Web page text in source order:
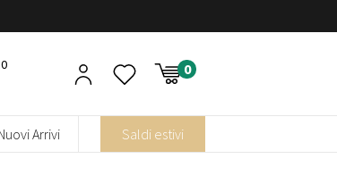
Arrivi Saldi estivi